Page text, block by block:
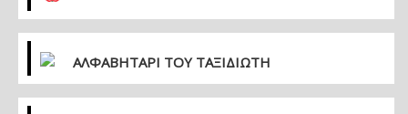
ΑΛΦΑΒΗΤΑΡΙ ΤΟΥ ΤΑΞΙΔΙΩΤΗ